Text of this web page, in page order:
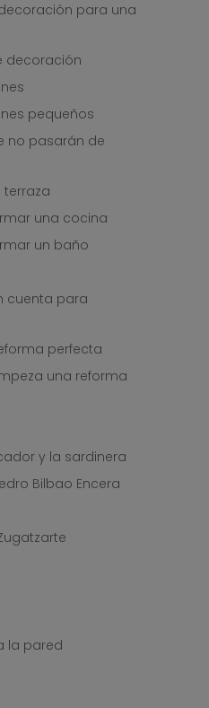
para una
decoración
pequeños
no pasarán de
terraza
una cocina
un baño
cuenta para
perfecta
una reforma
y la sardinera
Bilbao Encera
la pared